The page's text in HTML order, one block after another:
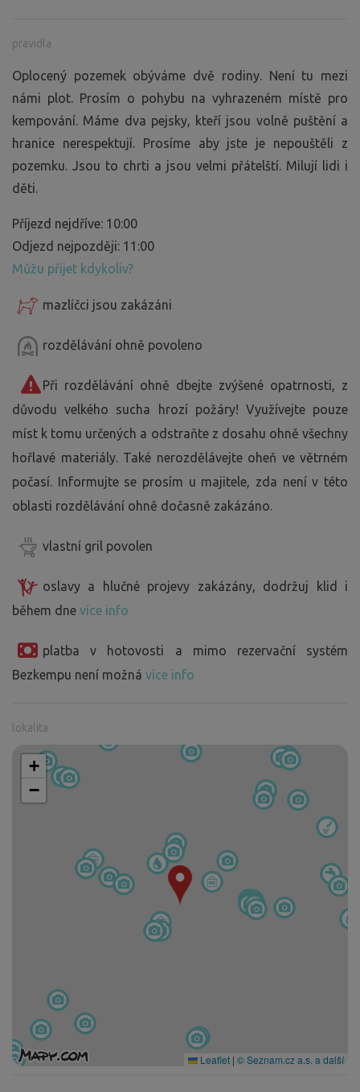
pravidla
Oplocený pozemek obýváme dvě rodiny. Není tu mezi
námi plot. Prosím o pohybu na vyhrazeném místě pro
kempování. Máme dva pejsky, kteří jsou volně puštění a
hranice nerespektují. Prosíme aby jste je nepouštěli z
pozemku. Jsou to chrti a jsou velmi přátelští. Milují lidi i
děti.
Příjezd nejdříve: 10:00
Odjezd nejpozději: 11:00
Můžu přijet kdykoliv?
mazlíčci jsou zakázáni
rozdělávání ohně povoleno
Při rozdělávání ohně dbejte zvýšené opatrnosti, z
důvodu velkého sucha hrozí požáry! Využívejte pouze
míst k tomu určených a odstraňte z dosahu ohně všechny
hořlavé materiály. Také nerozdělávejte oheň ve větrném
počasí. Informujte se prosím u majitele, zda není v této
oblasti rozdělávání ohně dočasně zakázáno.
vlastní gril povolen
oslavy a hlučné projevy zakázány, dodržuj klid i
během dne více info
platba v hotovosti a mimo rezervační systém
Bezkempu není možná více info
lokalita
+
−
Leaflet | © Seznam.cz a.s. a další